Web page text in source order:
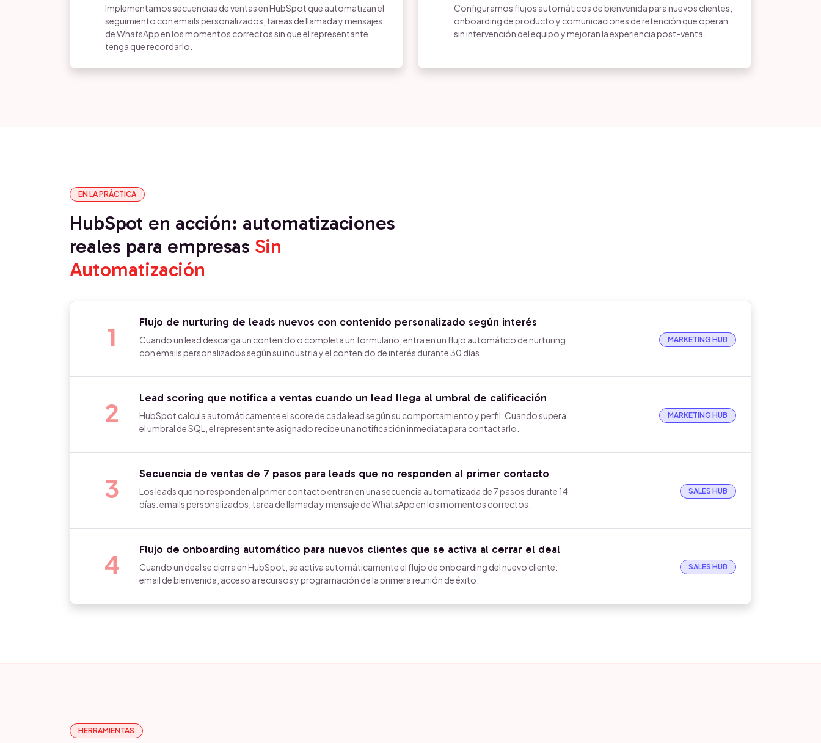
Implementamos secuencias de ventas en HubSpot que automatizan el
seguimiento con emails personalizados, tareas de llamada y mensajes
de WhatsApp en los momentos correctos sin que el representante
tenga que recordarlo.
Configuramos flujos automáticos de bienvenida para nuevos clientes,
onboarding de producto y comunicaciones de retención que operan
sin intervención del equipo y mejoran la experiencia post-venta.
EN LA PRÁCTICA
HubSpot en acción: automatizaciones
reales para empresas Sin
Automatización
1 Flujo de nurturing de leads nuevos con contenido personalizado según interés
Cuando un lead descarga un contenido o completa un formulario, entra en un flujo automático de nurturing
con emails personalizados según su industria y el contenido de interés durante 30 días.
MARKETING HUB
2 Lead scoring que notifica a ventas cuando un lead llega al umbral de calificación
HubSpot calcula automáticamente el score de cada lead según su comportamiento y perfil. Cuando supera
el umbral de SQL, el representante asignado recibe una notificación inmediata para contactarlo.
MARKETING HUB
3 Secuencia de ventas de 7 pasos para leads que no responden al primer contacto
Los leads que no responden al primer contacto entran en una secuencia automatizada de 7 pasos durante 14
días: emails personalizados, tarea de llamada y mensaje de WhatsApp en los momentos correctos.
SALES HUB
4 Flujo de onboarding automático para nuevos clientes que se activa al cerrar el deal
Cuando un deal se cierra en HubSpot, se activa automáticamente el flujo de onboarding del nuevo cliente:
email de bienvenida, acceso a recursos y programación de la primera reunión de éxito.
SALES HUB
HERRAMIENTAS